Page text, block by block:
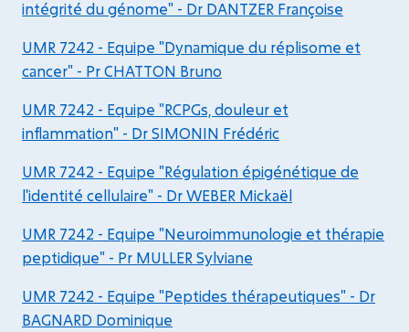
intégrité du génome" - Dr DANTZER Françoise
UMR 7242 - Equipe "Dynamique du réplisome et
cancer" - Pr CHATTON Bruno
UMR 7242 - Equipe "RCPGs, douleur et
inflammation" - Dr SIMONIN Frédéric
UMR 7242 - Equipe "Régulation épigénétique de
l'identité cellulaire" - Dr WEBER Mickaël
UMR 7242 - Equipe "Neuroimmunologie et thérapie
peptidique" - Pr MULLER Sylviane
UMR 7242 - Equipe "Peptides thérapeutiques" - Dr
BAGNARD Dominique